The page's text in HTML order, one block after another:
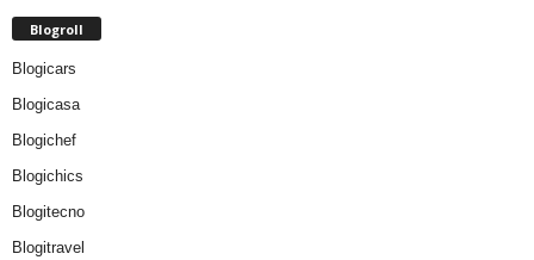
Blogroll
Blogicars
Blogicasa
Blogichef
Blogichics
Blogitecno
Blogitravel